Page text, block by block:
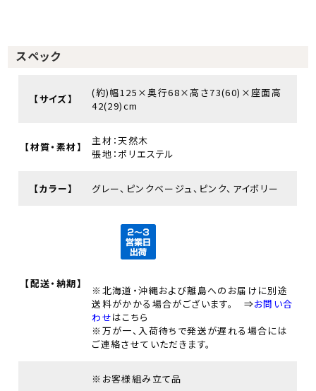
スペック
【サイズ】
(約)幅125×奥行68×高さ73(60)×座面高
42(29)cm
【材質・素材】
主材：天然木
張地：ポリエステル
【カラー】 グレー、ピンクベージュ、ピンク、アイボリー
【配送・納期】
※北海道・沖縄および離島へのお届けに別途
送料がかかる場合がございます。 ⇒お問い合
わせはこちら
※万が一、入荷待ちで発送が遅れる場合には
ご連絡させていただきます。
※お客様組み立て品